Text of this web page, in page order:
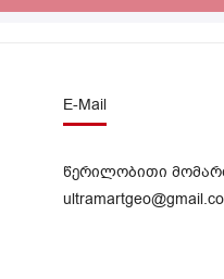
E-Mail
წერილობითი